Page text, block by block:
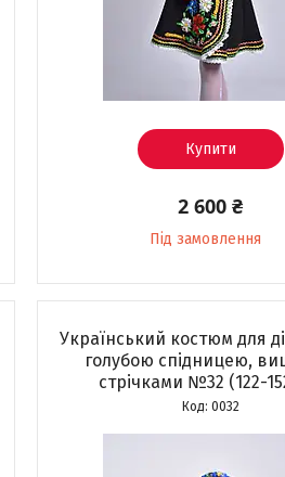
Купити
2 600 ₴
Під замовлення
Український костюм для
голубою спідницею,
стрічками №32 (122-
0032